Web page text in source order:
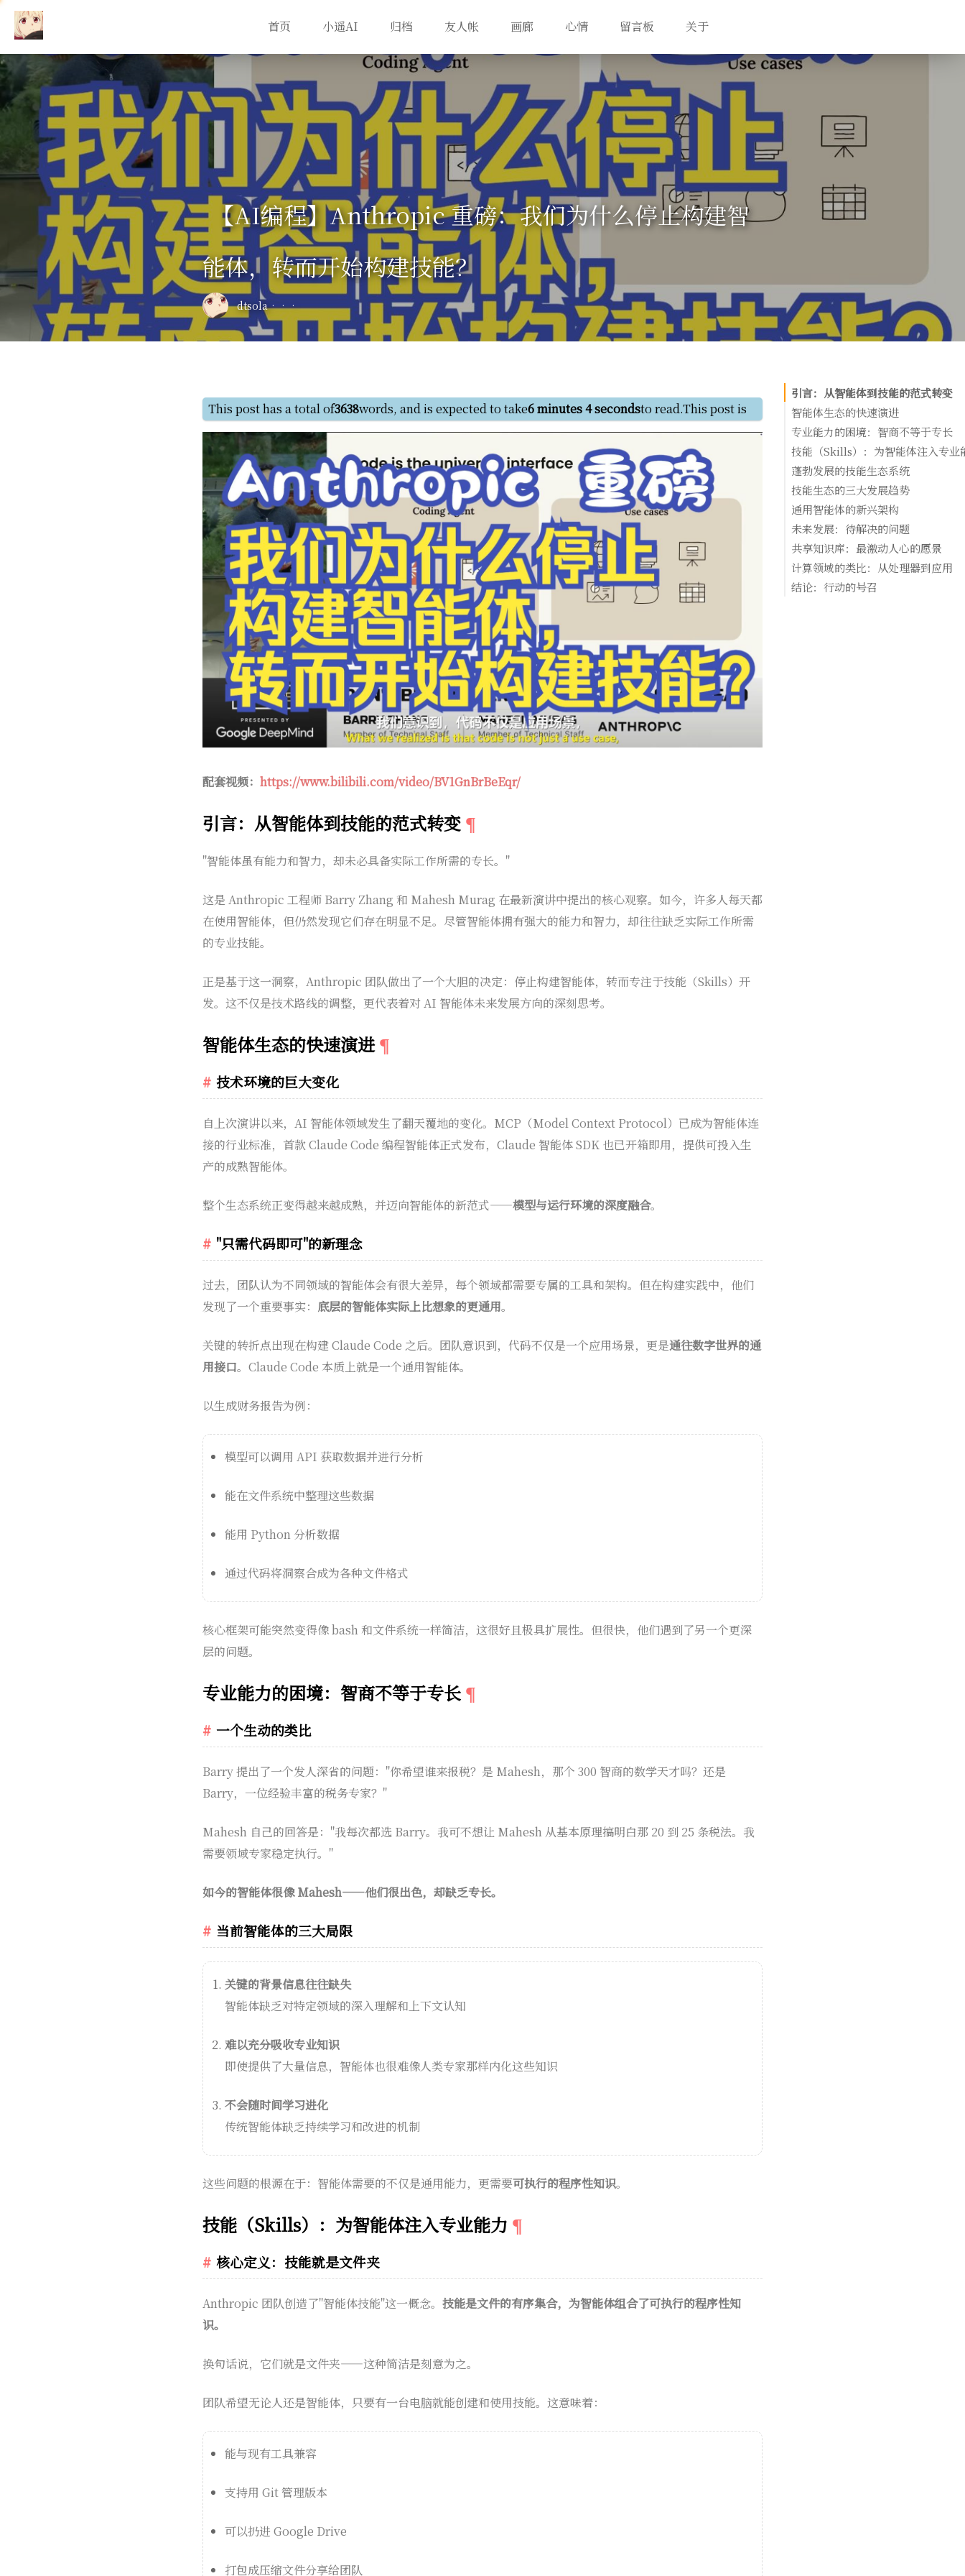
首页 小遥AI 归档 友人帐 画廊 心情 留言板 关于
【AI编程】Anthropic 重磅：我们为什么停止构建智
能体，转而开始构建技能？
dtsola
This post has a total of3638words, and is expected to take6 minutes 4 secondsto read.This post is of average length, and can be read
配套视频： https://www.bilibili.com/video/BV1GnBrBeEqr/
引言：从智能体到技能的范式转变
"智能体虽有能力和智力，却未必具备实际工作所需的专长。"
这是 Anthropic 工程师 Barry Zhang 和 Mahesh Murag 在最新演讲中提出的核心观察。如今，许多人每天都
在使用智能体，但仍然发现它们存在明显不足。尽管智能体拥有强大的能力和智力，却往往缺乏实际工作所需
的专业技能。
正是基于这一洞察，Anthropic 团队做出了一个大胆的决定：停止构建智能体，转而专注于技能（Skills）开
发。这不仅是技术路线的调整，更代表着对 AI 智能体未来发展方向的深刻思考。
智能体生态的快速演进
技术环境的巨大变化
自上次演讲以来，AI 智能体领域发生了翻天覆地的变化。MCP（Model Context Protocol）已成为智能体连
接的行业标准，首款 Claude Code 编程智能体正式发布，Claude 智能体 SDK 也已开箱即用，提供可投入生
产的成熟智能体。
整个生态系统正变得越来越成熟，并迈向智能体的新范式——模型与运行环境的深度融合。
"只需代码即可"的新理念
过去，团队认为不同领域的智能体会有很大差异，每个领域都需要专属的工具和架构。但在构建实践中，他们
发现了一个重要事实： 底层的智能体实际上比想象的更通用。
关键的转折点出现在构建 Claude Code 之后。团队意识到，代码不仅是一个应用场景，更是通往数字世界的通
用接口。Claude Code 本质上就是一个通用智能体。
以生成财务报告为例：
模型可以调用 API 获取数据并进行分析
能在文件系统中整理这些数据
能用 Python 分析数据
通过代码将洞察合成为各种文件格式
核心框架可能突然变得像 bash 和文件系统一样简洁，这很好且极具扩展性。但很快，他们遇到了另一个更深
层的问题。
专业能力的困境：智商不等于专长
一个生动的类比
Barry 提出了一个发人深省的问题："你希望谁来报税？是 Mahesh，那个 300 智商的数学天才吗？还是
Barry，一位经验丰富的税务专家？"
Mahesh 自己的回答是："我每次都选 Barry。我可不想让 Mahesh 从基本原理搞明白那 20 到 25 条税法。我
需要领域专家稳定执行。"
如今的智能体很像 Mahesh——他们很出色，却缺乏专长。
当前智能体的三大局限
关键的背景信息往往缺失
智能体缺乏对特定领域的深入理解和上下文认知
难以充分吸收专业知识
即使提供了大量信息，智能体也很难像人类专家那样内化这些知识
不会随时间学习进化
传统智能体缺乏持续学习和改进的机制
这些问题的根源在于：智能体需要的不仅是通用能力，更需要可执行的程序性知识。
技能（Skills）：为智能体注入专业能力
核心定义：技能就是文件夹
Anthropic 团队创造了"智能体技能"这一概念。 技能是文件的有序集合，为智能体组合了可执行的程序性知
识。
换句话说，它们就是文件夹——这种简洁是刻意为之。
团队希望无论人还是智能体，只要有一台电脑就能创建和使用技能。这意味着：
能与现有工具兼容
支持用 Git 管理版本
可以扔进 Google Drive
打包成压缩文件分享给团队
引言：从智能体到技能的范式转变
智能体生态的快速演进
技术环境的巨大变化
"只需代码即可"的新理念
专业能力的困境：智商不等于专长
一个生动的类比
当前智能体的三大局限
技能（Skills）：为智能体注入专业
核心定义：技能就是文件夹
从工具到脚本：代码的优势
实际案例：幻灯片样式脚本
运行时逐步披露机制
蓬勃发展的技能生态系统
五周内的爆发式增长
1. 基础技能：赋予新能力
2. 第三方技能：深度集成
3. 企业定制技能：组织的核心竞争力
技能生态的三大发展趋势
趋势一：技能日益复杂化
趋势二：与 MCP 生态系统融合
趋势三：非技术人员开始构建技能
通用智能体的新兴架构
架构的四大组成部分
实际部署：金融与生命科学领域
未来发展：待解决的问题
软件化管理
版本管理
依赖关系管理
共享知识库：最激动人心的愿景
集体演进的能力库
技能如何实现这一愿景
计算领域的类比：从处理器到应用
三层架构的映射
结论：行动的号召